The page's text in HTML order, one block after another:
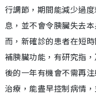
行調節，期間能減少過
息，並不會令胰臟失去
而，新確診的患者在短
補胰臟功能，有研究指
後的一年有機會不需再
治療，能盡早控制病情